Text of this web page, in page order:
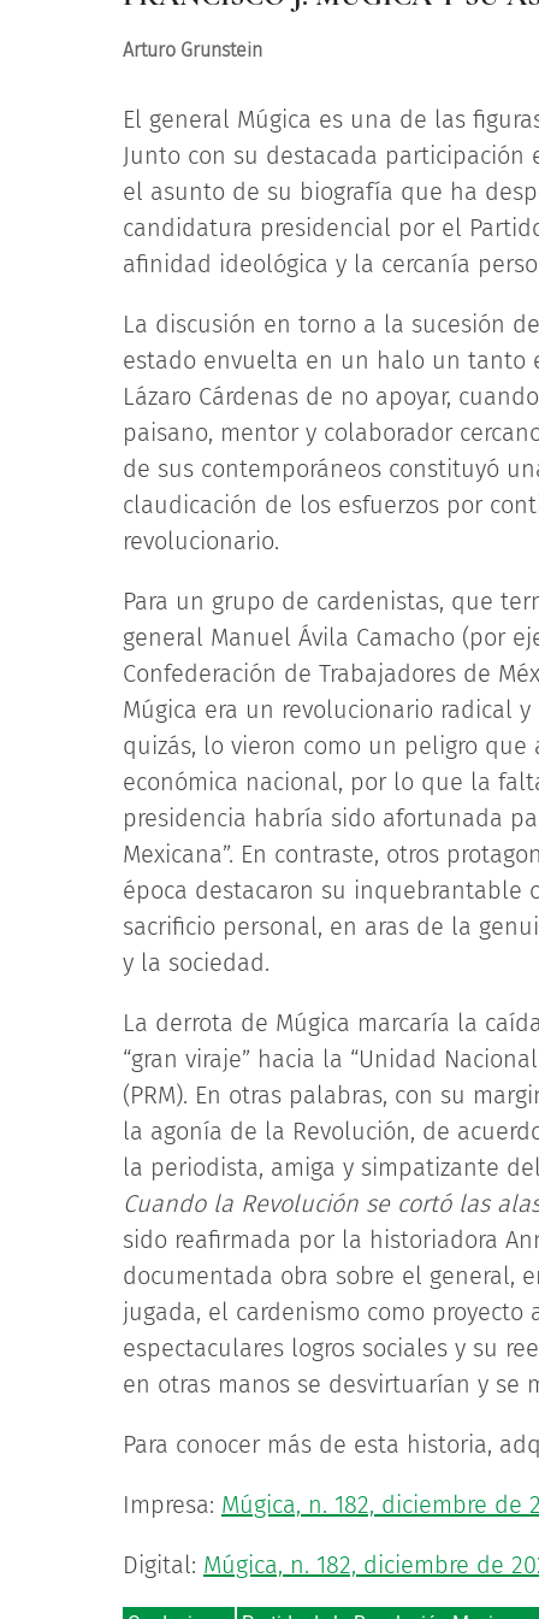
Arturo Grunstein
El general Múgica es una de las
Junto con su destacada participación
el asunto de su biografía que ha
candidatura presidencial por el
afinidad ideológica y la cercanía
La discusión en torno a la sucesión
estado envuelta en un halo un tanto
Lázaro Cárdenas de no apoyar,
paisano, mentor y colaborador
de sus contemporáneos constituyó
claudicación de los esfuerzos por
revolucionario.
Para un grupo de cardenistas, que
general Manuel Ávila Camacho (por
Confederación de Trabajadores de
Múgica era un revolucionario radical
quizás, lo vieron como un peligro
económica nacional, por lo que la
presidencia habría sido afortunada
Mexicana”. En contraste, otros
época destacaron su inquebrantable
sacrificio personal, en aras de la
y la sociedad.
La derrota de Múgica marcaría la
“gran viraje” hacia la “Unidad
(PRM). En otras palabras, con su
la agonía de la Revolución, de
la periodista, amiga y simpatizante
Cuando la Revolución se cortó las
sido reafirmada por la historiadora
documentada obra sobre el general,
jugada, el cardenismo como
espectaculares logros sociales y su
en otras manos se desvirtuarían y se
Para conocer más de esta historia,
Impresa: Múgica, n. 182, diciembre de
Digital: Múgica, n. 182, diciembre de